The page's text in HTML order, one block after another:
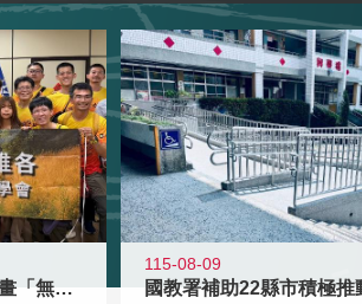
青年百億海外圓夢基金計畫「無礙征途
115-08-09